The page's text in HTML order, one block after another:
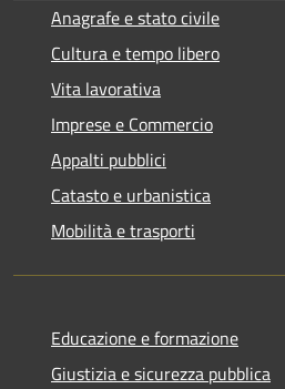
Anagrafe e stato civile
Cultura e tempo libero
Vita lavorativa
Imprese e Commercio
Appalti pubblici
Catasto e urbanistica
Mobilità e trasporti
Educazione e formazione
Giustizia e sicurezza pubblica